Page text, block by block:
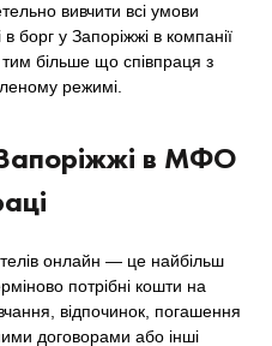
вивчити всі умови
борг у Запоріжжі в компанії
тим більше що співпраця з
режимі.
в МФО
онлайн — це найбільш
потрібні кошти на
відпочинок, погашення
договорами або інші